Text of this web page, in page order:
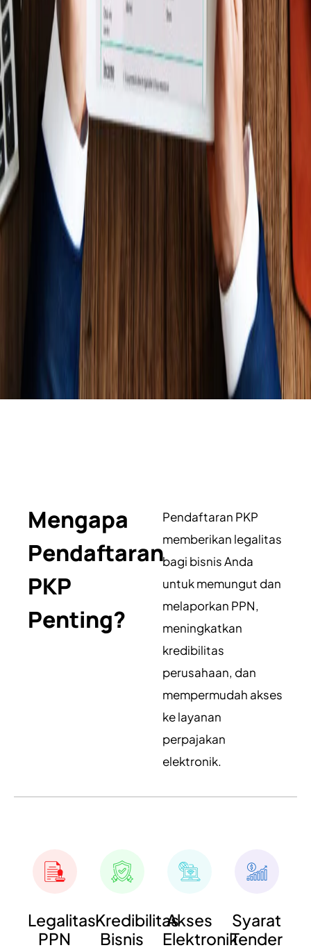
Mengapa
Pendaftaran
PKP
Penting?
Pendaftaran PKP
memberikan legalitas
bagi bisnis Anda
untuk memungut dan
melaporkan PPN,
meningkatkan
kredibilitas
perusahaan, dan
mempermudah akses
ke layanan
perpajakan
elektronik.
Legalitas
PPN
Kredibilitas
Bisnis
Akses
Elektronik
Syarat
Tender